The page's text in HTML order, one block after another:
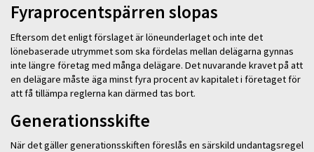
Fyraprocentspärren slopas
Eftersom det enligt förslaget är löneunderlaget och inte det
lönebaserade utrymmet som ska fördelas mellan delägarna gynnas
inte längre företag med många delägare. Det nuvarande kravet på att
en delägare måste äga minst fyra procent av kapitalet i företaget för
att få tillämpa reglerna kan därmed tas bort.
Generationsskifte
När det gäller generationsskiften föreslås en särskild undantagsregel